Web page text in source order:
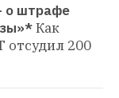
о штрафе
Как
отсудил 200